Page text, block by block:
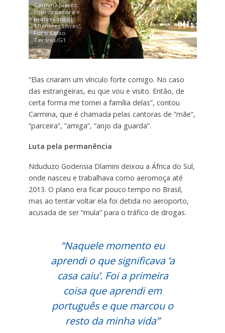
Carmina Juarez,
coordenadora e
professora do
‘Mulheres Livres’.
Foto: Celso
Tavares/G1
“Elas criaram um vínculo forte comigo. No caso
das estrangeiras, eu que vou e visito. Então, de
certa forma me tornei a família delas”, contou
Carmina, que é chamada pelas cantoras de “mãe”,
“parceira”, “amiga”, “anjo da guarda”.
Luta pela permanência
Nduduzo Godensia Dlamini deixou a África do Sul,
onde nasceu e trabalhava como aeromoça até
2013. O plano era ficar pouco tempo no Brasil,
mas ao tentar voltar ela foi detida no aeroporto,
acusada de ser “mula” para o tráfico de drogas.
“Naquele momento eu
aprendi o que significava ‘a
casa caiu’. Foi a primeira
coisa que aprendi em
português e que marcou o
resto da minha vida”